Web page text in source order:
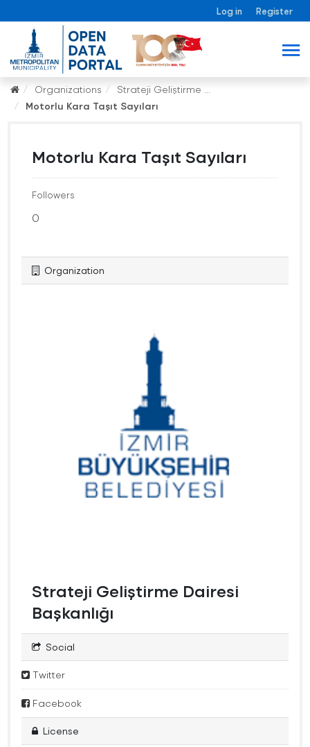
Log in Register
Organizations
Strateji Geliştirme ...
Motorlu Kara Taşıt Sayıları
Motorlu Kara Taşıt Sayıları
Followers
0
Organization
Strateji Geliştirme Dairesi
Başkanlığı
Social
Twitter
Facebook
License